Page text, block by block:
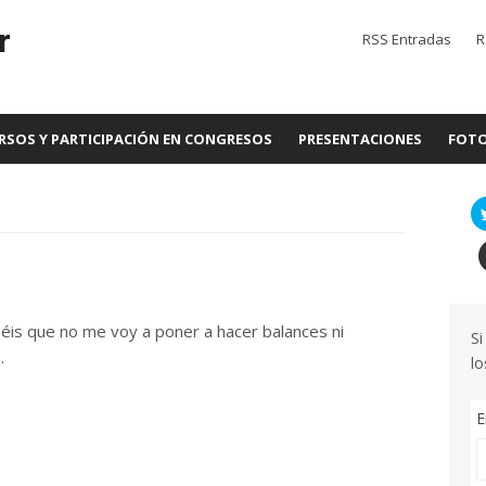
RSS Entradas
Y PARTICIPACIÓN EN CONGRESOS PRESENTACIONES
que no me voy a poner a hacer balances ni